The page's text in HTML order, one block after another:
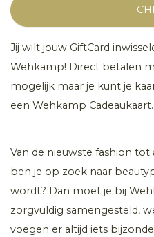
Jij wilt jouw GiftCard
Wehkamp! Direct betalen
mogelijk maar je kunt je
een Wehkamp Cadeaukaart.
Van de nieuwste fashion tot
ben je op zoek naar
wordt? Dan moet je bij
zorgvuldig samengesteld,
voegen er altijd iets